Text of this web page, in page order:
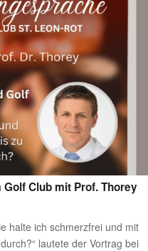
Club mit Prof. Thorey
halte ich schmerzfrei und mit
lautete der Vortrag bei